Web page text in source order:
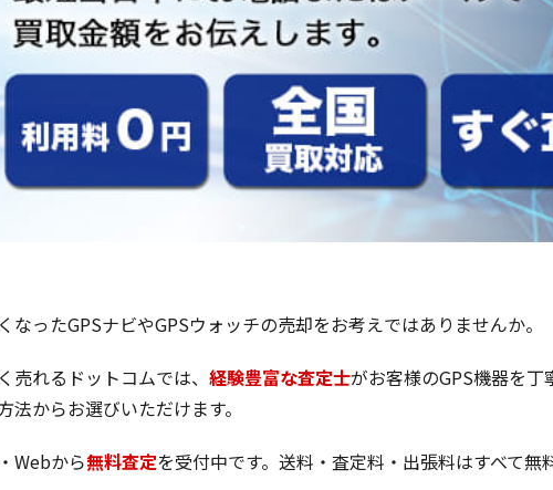
なったGPSナビやGPSウォッチの売却をお考えではありませんか。
売れるドットコムでは、 経験豊富な査定士がお客様のGPS機器を丁
法からお選びいただけます。
Webから無料査定を受付中です。送料・査定料・出張料はすべて無